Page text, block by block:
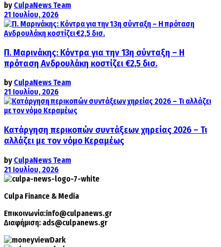
by CulpaNews Team
21 Ιουλίου, 2026
Π. Μαρινάκης: Κόντρα για την 13η σύνταξη – Η
πρόταση Ανδρουλάκη κοστίζει €2,5 δισ.
by CulpaNews Team
21 Ιουλίου, 2026
Κατάργηση περικοπών συντάξεων χηρείας 2026 – Τι
αλλάζει με τον νόμο Κεραμέως
by CulpaNews Team
21 Ιουλίου, 2026
Culpa Finance & Media
Επικοινωνία:info@culpanews.gr
Διαφήμιση: ads@culpanews.gr